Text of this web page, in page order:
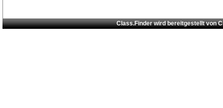
Class.Finder wird bereitgestellt von